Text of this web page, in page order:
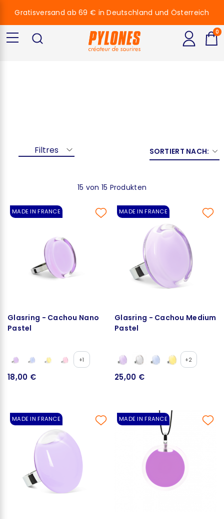
Filtres SORTIERT NACH:
15 von 15 Produkten
MADE IN FRANCE
Glasring - Cachou Nano
Pastel
+1
18,00 €
MADE IN FRANCE
Glasring - Cachou Medium
Pastel
+2
25,00 €
MADE IN FRANCE MADE IN FRANCE
Gratisversand ab 69 € in Deutschland und Österreich
0